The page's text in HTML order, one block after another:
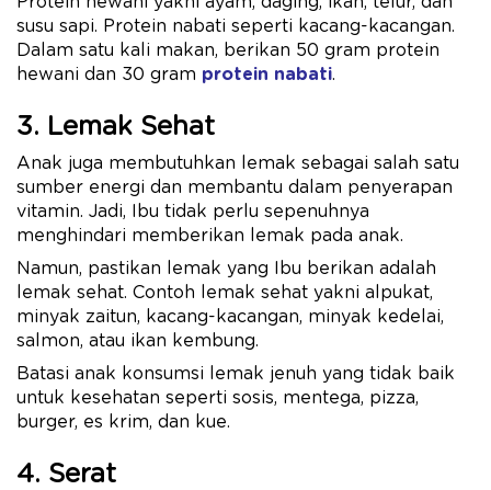
susu sapi. Protein nabati seperti kacang-kacangan.
Dalam satu kali makan, berikan 50 gram protein
hewani dan 30 gram protein nabati.
3. Lemak Sehat
Anak juga membutuhkan lemak sebagai salah satu
sumber energi dan membantu dalam penyerapan
vitamin. Jadi, Ibu tidak perlu sepenuhnya
menghindari memberikan lemak pada anak.
Namun, pastikan lemak yang Ibu berikan adalah
lemak sehat. Contoh lemak sehat yakni alpukat,
minyak zaitun, kacang-kacangan, minyak kedelai,
salmon, atau ikan kembung.
Batasi anak konsumsi lemak jenuh yang tidak baik
untuk kesehatan seperti sosis, mentega, pizza,
burger, es krim, dan kue.
4. Serat